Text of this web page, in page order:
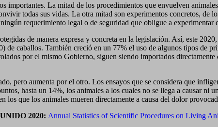
importantes. La mitad de los procedimientos que envuelven
todas sus vidas. La otra mitad son experimentos concretos, de
requerimiento legal o de seguridad que obligue a experimentar
de manera expresa y concreta en la legislación. Así, este
caballos. También creció en un 77% el uso de algunos tipos de
por el mismo Gobierno, siguen siendo importados
pero aumenta por el otro. Los ensayos que se considera que
hasta un 14%, los animales a los cuales no se llega a causar ni
los que los animales mueren directamente a causa del dolor
2020: Annual Statistics of Scientific Procedures on Living